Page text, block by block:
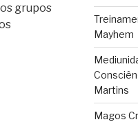
grupos
Mayhem
Martins
Magos